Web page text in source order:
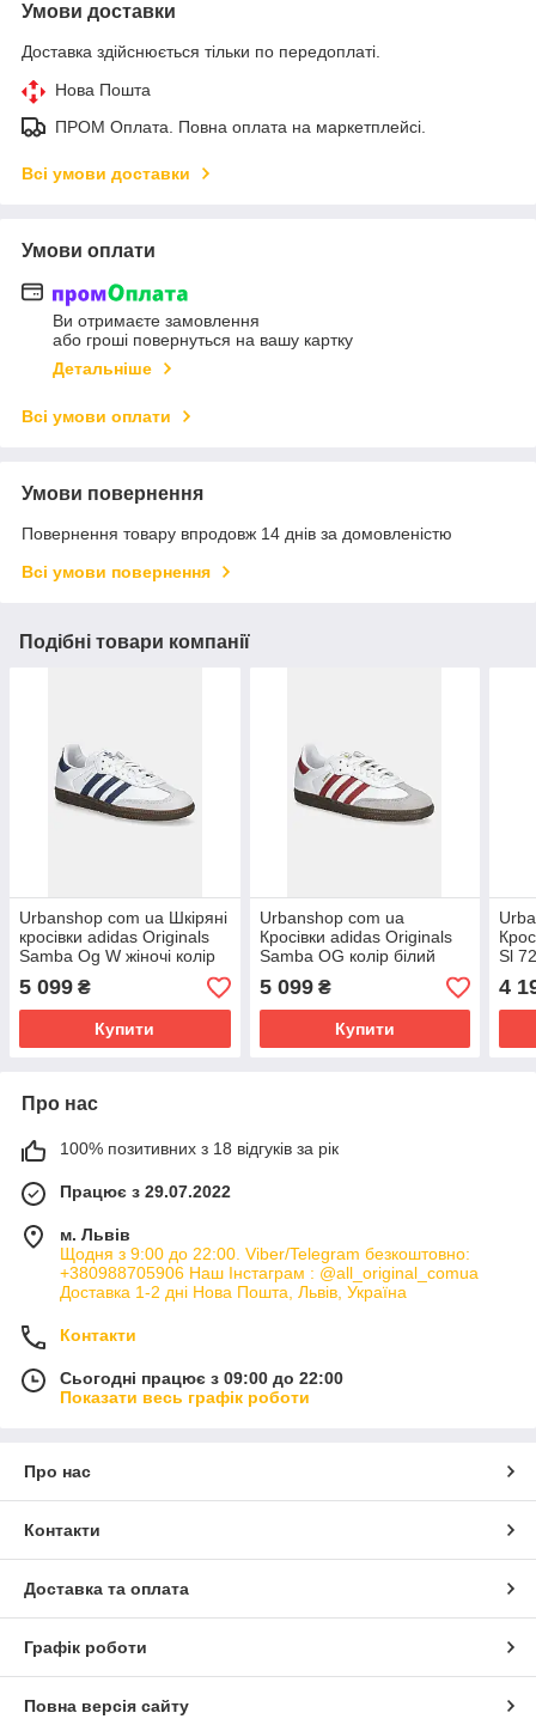
Умови доставки
Доставка здійснюється тільки по передоплаті.
Нова Пошта
ПРОМ Оплата. Повна оплата на маркетплейсі.
Всі умови доставки
Умови оплати
Ви отримаєте замовлення
або гроші повернуться на вашу картку
Детальніше
Всі умови оплати
Умови повернення
Повернення товару впродовж 14 днів за домовленістю
Всі умови повернення
Подібні товари компанії
Urbanshop com ua Шкіряні
кросівки adidas Originals
Samba Og W жіночі колір
білий JH5688 РОЗМІРИ
ЗАПИТУЙТЕ
5 099 ₴
Купити
Urbanshop com ua
Кросівки adidas Originals
Samba OG колір білий
JH8798 РОЗМІРИ
ЗАПИТУЙТЕ
5 099₴
Купити
Sl
4
Про нас
100% позитивних з 18 відгуків за рік
Працює з 29.07.2022
м. Львів
Щодня з 9:00 до 22:00. Viber/Telegram безкоштовно:
+380988705906 Наш Інстаграм : @all_original_comua
Доставка 1-2 дні Нова Пошта, Львів, Україна
Контакти
Сьогодні працює з 09:00 до 22:00
Показати весь графік роботи
Про нас
Контакти
Доставка та оплата
Графік роботи
Повна версія сайту